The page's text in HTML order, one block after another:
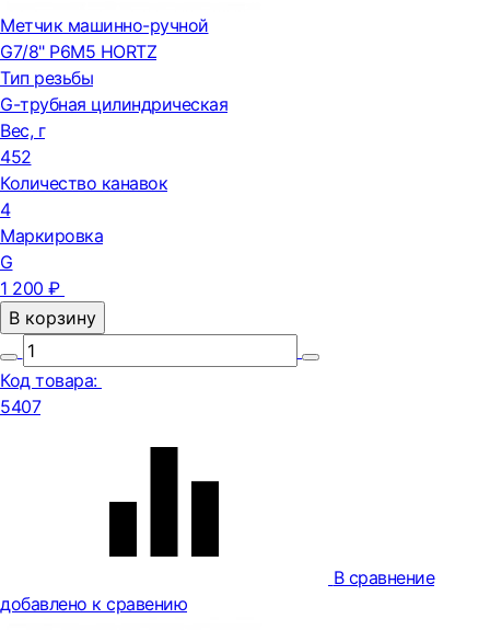
Метчик машинно-ручной
G7/8" Р6М5 HORTZ
Тип резьбы
G-трубная цилиндрическая
Вес, г
452
Количество канавок
4
Маркировка
G
1 200 ₽
В корзину
Код товара:
5407
В сравнение
добавлено к сравению